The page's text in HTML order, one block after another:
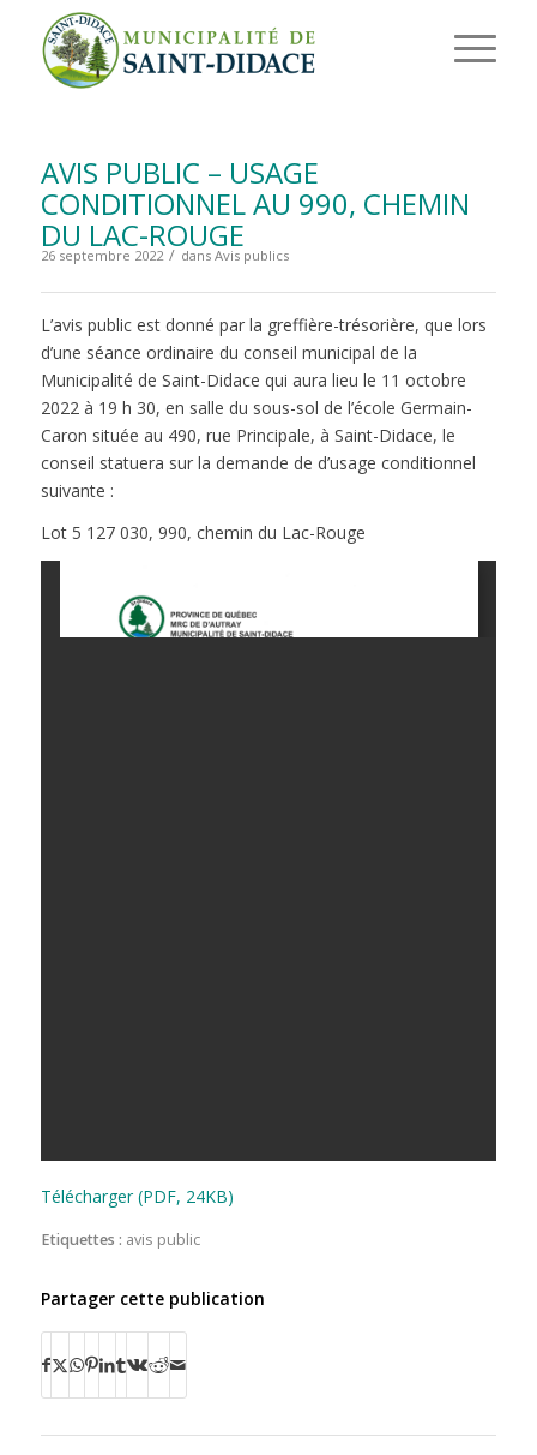
AVIS PUBLIC – USAGE
CONDITIONNEL AU 990, CHEMIN
DU LAC-ROUGE
26 septembre 2022 / dans Avis publics
L’avis public est donné par la greffière-trésorière, que lors
d’une séance ordinaire du conseil municipal de la
Municipalité de Saint-Didace qui aura lieu le 11 octobre
2022 à 19 h 30, en salle du sous-sol de l’école Germain-
Caron située au 490, rue Principale, à Saint-Didace, le
conseil statuera sur la demande de d’usage conditionnel
suivante :
Lot 5 127 030, 990, chemin du Lac-Rouge
Télécharger (PDF, 24KB)
Etiquettes : avis public
Partager cette publication